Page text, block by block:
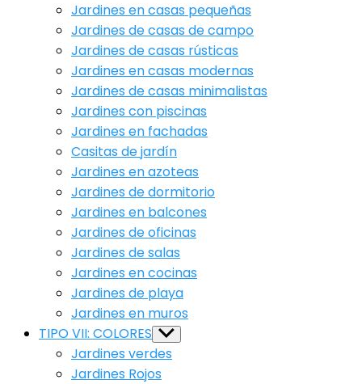
Jardines en casas pequeñas
Jardines de casas de campo
Jardines de casas rústicas
Jardines en casas modernas
Jardines de casas minimalistas
Jardines con piscinas
Jardines en fachadas
Casitas de jardín
Jardines en azoteas
Jardines de dormitorio
Jardines en balcones
Jardines de oficinas
Jardines de salas
Jardines en cocinas
Jardines de playa
Jardines en muros
TIPO VII: COLORES Show
sub
menu
Jardines verdes
Jardines Rojos